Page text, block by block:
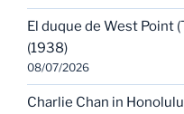
El duque de West Point
(1938)
08/07/2026
Charlie Chan in